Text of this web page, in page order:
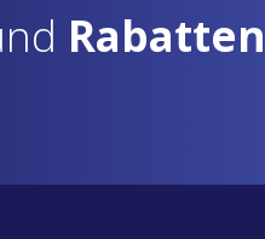
Rabatten